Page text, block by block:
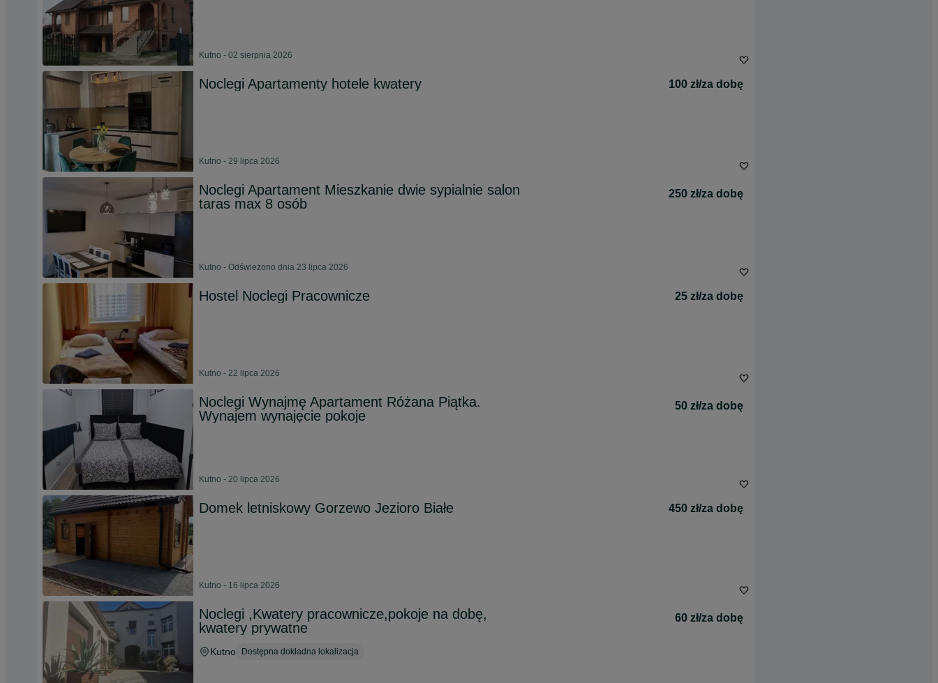
Kutno - 02 sierpnia 2026
Noclegi Apartamenty hotele kwatery 100 zł/za dobę
Kutno - 29 lipca 2026
Noclegi Apartament Mieszkanie dwie sypialnie salon
taras max 8 osób
250 zł/za dobę
Kutno - Odświeżono dnia 23 lipca 2026
Hostel Noclegi Pracownicze 25 zł/za dobę
Kutno - 22 lipca 2026
Noclegi Wynajmę Apartament Różana Piątka.
Wynajem wynajęcie pokoje
50 zł/za dobę
Kutno - 20 lipca 2026
Domek letniskowy Gorzewo Jezioro Białe 450 zł/za dobę
Kutno - 16 lipca 2026
Noclegi ,Kwatery pracownicze,pokoje na dobę,
kwatery prywatne
60 zł/za dobę
Kutno Dostępna dokładna lokalizacja